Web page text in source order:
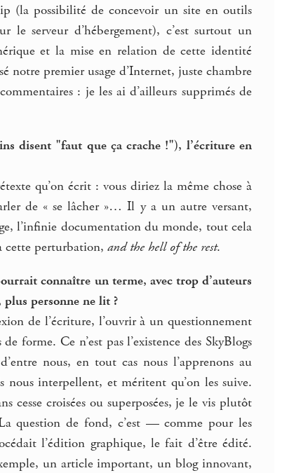
(la possibilité de concevoir un site en outils
le serveur d’hébergement), c’est surtout un
et la mise en relation de cette identité
notre premier usage d’Internet, juste chambre
: je les ai d’ailleurs supprimés de
disent "faut que ça crache !"), l’écriture en
qu’on écrit : vous diriez la même chose à
de « se lâcher »… Il y a un autre versant,
l’infinie documentation du monde, tout cela
cette perturbation, and the hell of the rest.
connaître un terme, avec trop d’auteurs
personne ne lit ?
de l’écriture, l’ouvrir à un questionnement
forme. Ce n’est pas l’existence des SkyBlogs
nous, en tout cas nous l’apprenons au
nous interpellent, et méritent qu’on les suive.
cesse croisées ou superposées, je le vis plutôt
question de fond, c’est — comme pour les
l’édition graphique, le fait d’être édité.
un article important, un blog innovant,